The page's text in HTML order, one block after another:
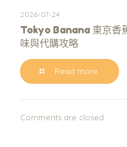
2026-07-24
Tokyo Banana 東京香
味與代購攻略
Read more
Comments are closed.